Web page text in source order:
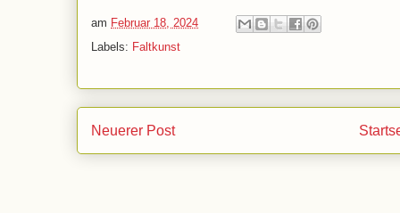
am Februar 18, 2024
Labels: Faltkunst
Neuerer Post